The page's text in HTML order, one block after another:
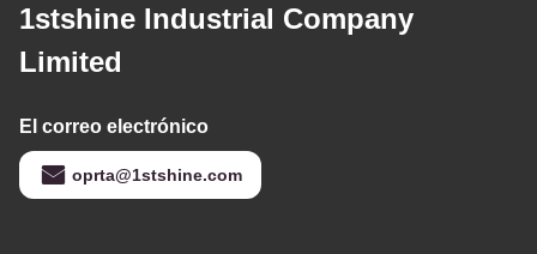
1stshine Industrial Company
Limited
El correo electrónico
oprta@1stshine.com